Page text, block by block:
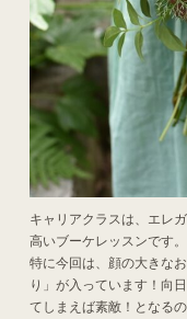
キャリアクラスは、エレ
高いブーケレッスンです。
特に今回は、顔の大きな
り」が入っています！向
てしまえば素敵！となる